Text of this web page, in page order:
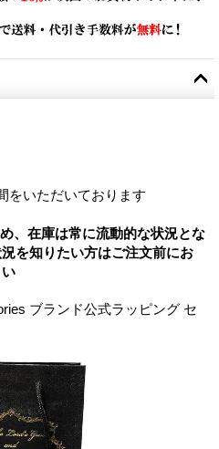
をいただいております
、在庫は常に流動的な状況とな
を知りたい方はご注文前にお
ブランド公式ラッピング セ